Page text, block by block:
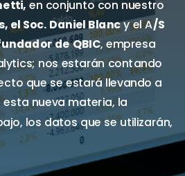
en conjunto con nuestro
el Soc. Daniel Blancy el A/S
de QBIC, empresa
nos estarán contando
que se estará llevando a
nueva materia, la
los datos que se utilizarán,